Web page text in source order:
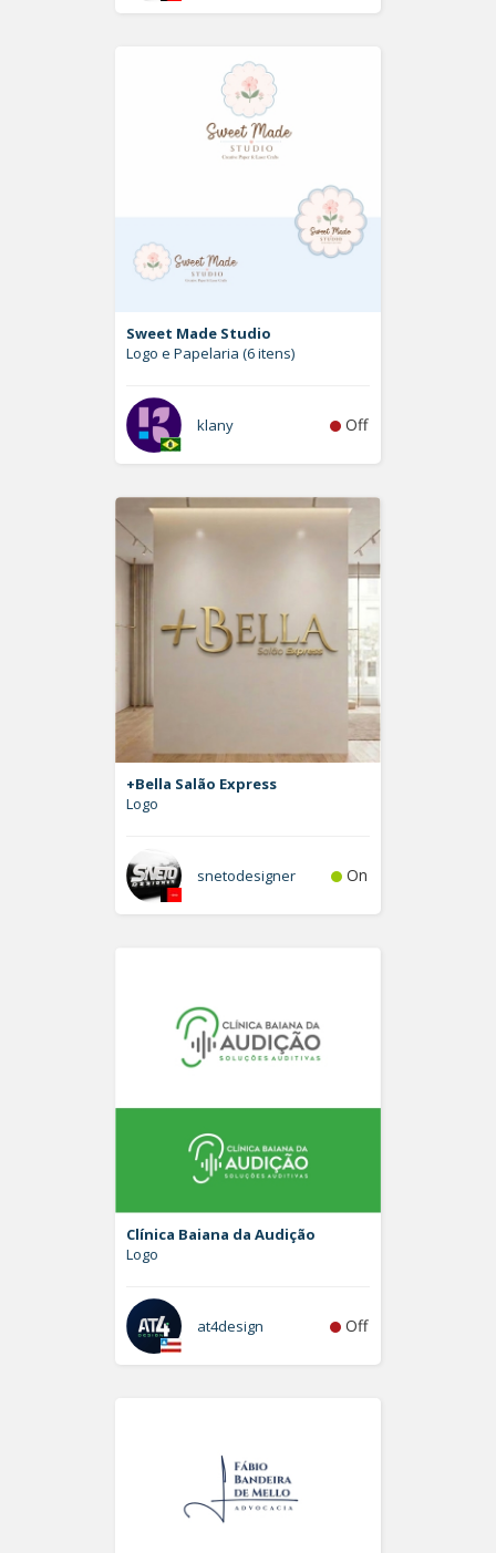
Sweet Made Studio
Logo e Papelaria (6 itens)
klany Off
+Bella Salão Express
Logo
snetodesigner On
Clínica Baiana da Audição
Logo
at4design Off